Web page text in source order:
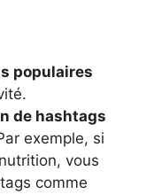
populaires
de hashtags
exemple, si
vous
comme